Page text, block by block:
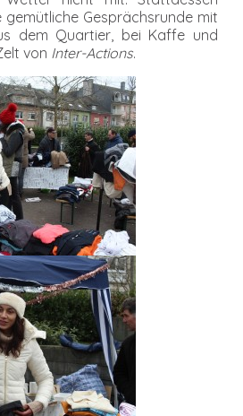
Gesprächsrunde mit
dem Quartier, bei Kaffe und
von Inter-Actions.